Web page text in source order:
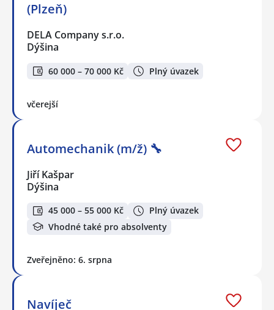
(Plzeň)
DELA Company s.r.o.
Dýšina
60 000 – 70 000 Kč Plný úvazek
včerejší
Automechanik (m/ž) 🔧
Jiří Kašpar
Dýšina
45 000 – 55 000 Kč
Plný úvazek
Vhodné také pro absolventy
Zveřejněno: 6. srpna
Navíječ